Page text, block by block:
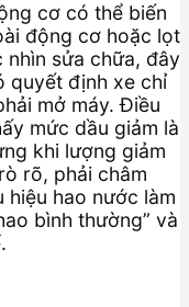
cơ có thể biến
động cơ hoặc lọt
sửa chữa, đây
quyết định xe chỉ
mở máy. Điều
mức dầu giảm là
khi lượng giảm
rõ, phải châm
hiệu hao nước làm
bình thường” và